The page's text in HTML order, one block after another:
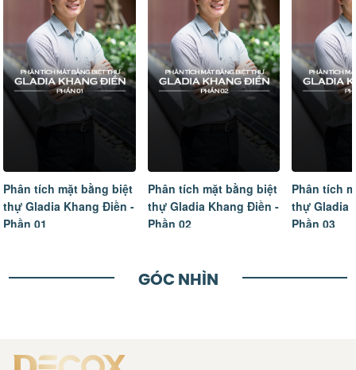
Phân tích mặt bằng biệt
thự Gladia Khang Điền -
Phần 02
Phân tích mặt bằng biệt
thự Gladia Khang Điền -
Phần 03
Tâm sự
ngôi nhà
hoàn thiện
GÓC NHÌN